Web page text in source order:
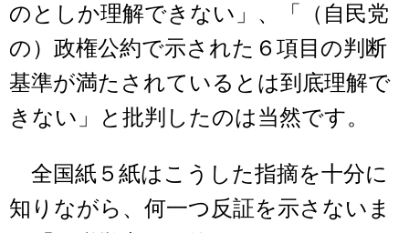
のとしか理解できない」、「（自民党
の）政権公約で示された６項目の判断
基準が満たされているとは到底理解で
きない」と批判したのは当然です。
全国紙５紙はこうした指摘を十分に
知りながら、何一つ反証を示さないま